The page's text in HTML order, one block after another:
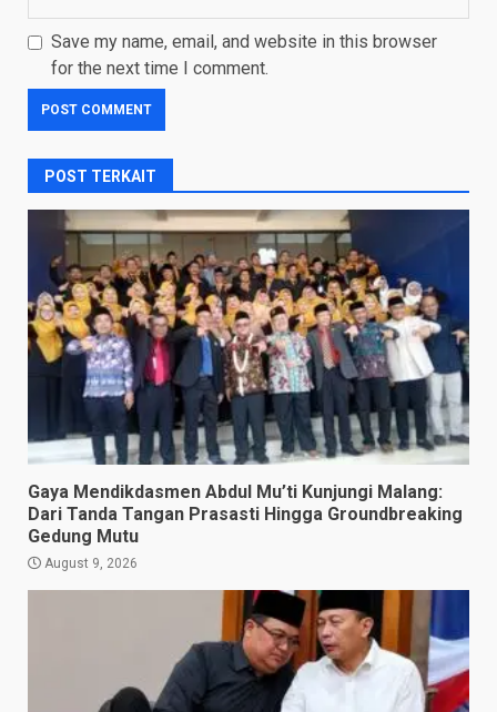
Save my name, email, and website in this browser
for the next time I comment.
POST TERKAIT
Gaya Mendikdasmen Abdul Mu’ti Kunjungi Malang:
Dari Tanda Tangan Prasasti Hingga Groundbreaking
Gedung Mutu
August 9, 2026